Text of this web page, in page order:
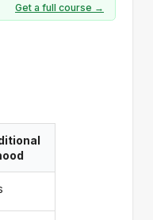
Get a full course →